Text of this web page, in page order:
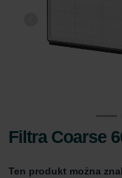
Filtra Coarse
Ten produkt można